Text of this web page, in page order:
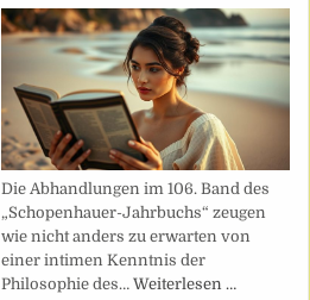
Die Abhandlungen im 106. Band des
„Schopenhauer-Jahrbuchs“ zeugen
wie nicht anders zu erwarten von
einer intimen Kenntnis der
Philosophie des… Weiterlesen …